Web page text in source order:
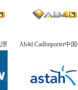
理 Ab4d.CadImporter中